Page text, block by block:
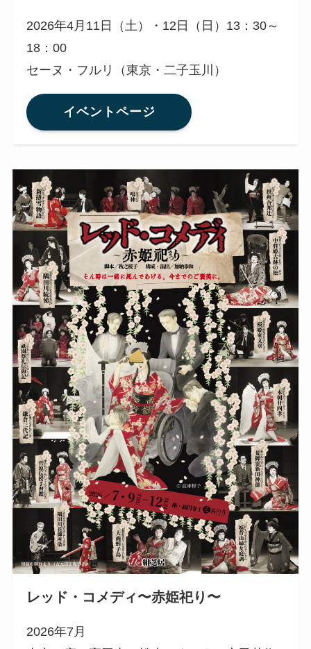
2026年4月11日（土）・12日（日）13：30～
18：00
セーヌ・フルリ（東京・二子玉川）
イベントページ
レッド・コメディ〜赤姫祀り〜
2026年7月